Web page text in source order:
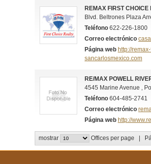
REMAX FIRST CHOICE
Blvd. Beltrones Plaza
Teléfono 622-226-1800
Correo electrónico
Página web http://
sancarlosmexico.com
RE/MAX POWELL
4545 Marine Avenue ,
Teléfono 604-485-2741
Correo electrónico
Página web http://
mostrar Offices per page |